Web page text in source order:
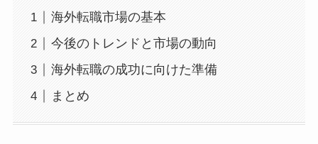
海外転職市場の基本
今後のトレンドと市場の動向
海外転職の成功に向けた準備
まとめ